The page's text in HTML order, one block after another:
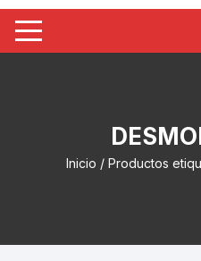
Inicio / Productos